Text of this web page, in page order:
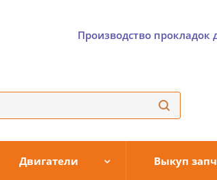
Производство прокладок
Двигатели Выкуп